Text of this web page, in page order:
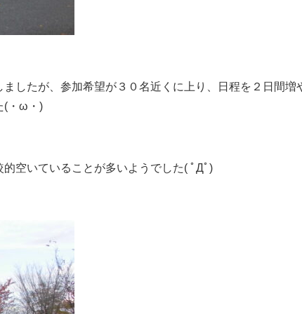
したが、参加希望が３０名近くに上り、日程を２日間増
(・ω・)
空いていることが多いようでした( ﾟДﾟ)